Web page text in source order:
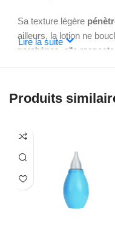
Sa texture légère
ailleurs, la lotion ne
parabènes, elle
Elle convient à la fois au
Les plus du
Sans parfum
Sans parabènes
Lire la suite
Produits